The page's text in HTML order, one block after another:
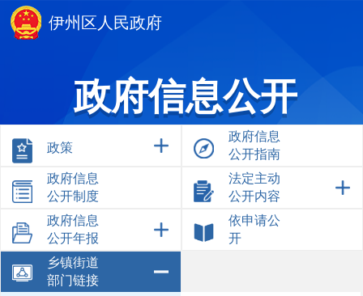
伊州区人民政府
政府信息公开
政策
政府信息
公开指南
政府信息
公开制度
法定主动
公开内容
政府信息
公开年报
依申请公
开
乡镇街道
部门链接